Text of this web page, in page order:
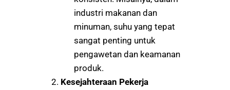
industri makanan dan
minuman, suhu yang tepat
sangat penting untuk
pengawetan dan keamanan
produk.
Kesejahteraan Pekerja